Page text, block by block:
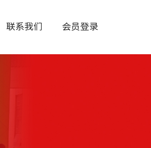
联系我们 会员登录